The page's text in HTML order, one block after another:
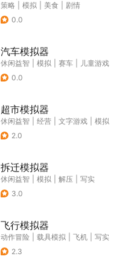
策略 模拟 美食
剧情
0.0
汽车模拟器
休闲益智 模拟 赛车
儿童游戏
0.0
超市模拟器
休闲益智 经营 文字游戏
模拟
2.0
拆迁模拟器
休闲益智 模拟 解压
写实
3.0
飞行模拟器
动作冒险 载具模拟 飞机
写实
2.3